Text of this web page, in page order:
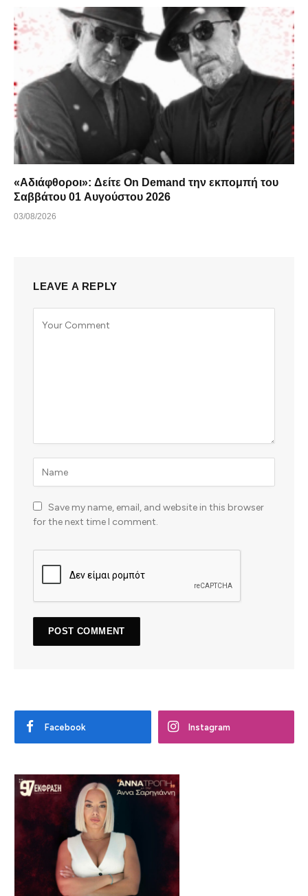
«Αδιάφθοροι»: Δείτε On Demand την εκπομπή του
Σαββάτου 01 Αυγούστου 2026
03/08/2026
LEAVE A REPLY
Save my name, email, and website in this browser
for the next time I comment.
Facebook Instagram